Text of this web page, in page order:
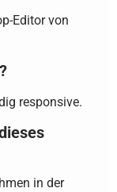
Editor von
responsive.
in der